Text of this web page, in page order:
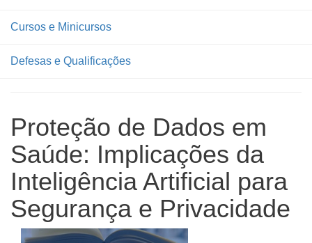
Cursos e Minicursos
Defesas e Qualificações
Proteção de Dados em
Saúde: Implicações da
Inteligência Artificial para
Segurança e Privacidade